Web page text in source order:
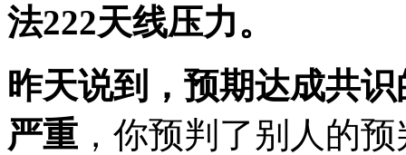
法222天线压力。
昨天说到，预期达成共
严重 ，你预判了别人的